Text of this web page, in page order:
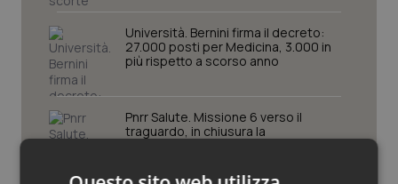
Sardegna
Sicilia
Toscana
Malattia di Crohn & Rettocolite Ulcerosa
Neuroscienze & patologie neurodegenerative
Obesità
Università. Bernini firma il decreto:
27.000 posti per Medicina, 3.000 in
più rispetto a scorso anno
Pnrr Salute. Missione 6 verso il
traguardo, in chiusura la